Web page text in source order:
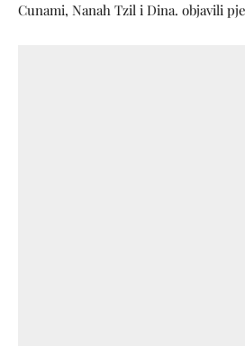
Cunami, Nanah Tzil i Dina. objavili